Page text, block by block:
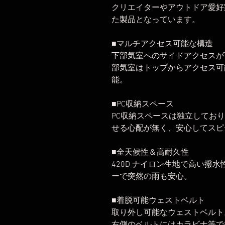
クリエイターやアウトドア愛
た製品となっています。
■マルチアクセス可能な構造
下部気室へのサイドアクセス
部気室はトップからアクセス
能。
■PC収納スペース
PC収納スペースは独立してお
せる心配が無く、安心してス
■全天候性＆高耐久性
420D ナイロン生地で高い撥水
ーで突然の雨も安心。
■着脱可能ウェストベルト
取り外し可能なウェストベル